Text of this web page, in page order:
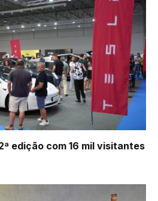
edição com 16 mil visitantes